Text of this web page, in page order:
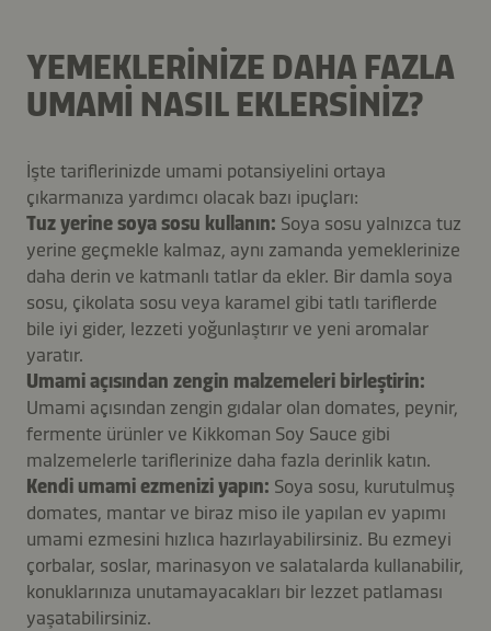
YEMEKLERINIZE DAHA FAZLA
UMAMI NASIL EKLERSINIZ?
İşte tariflerinizde umami potansiyelini ortaya
çıkarmanıza yardımcı olacak bazı ipuçları:
Tuz yerine soya sosu kullanın: Soya sosu yalnızca tuz
yerine geçmekle kalmaz, aynı zamanda yemeklerinize
daha derin ve katmanlı tatlar da ekler. Bir damla soya
sosu, çikolata sosu veya karamel gibi tatlı tariflerde
bile iyi gider, lezzeti yoğunlaştırır ve yeni aromalar
yaratır.
Umami açısından zengin malzemeleri birleştirin:
Umami açısından zengin gıdalar olan domates, peynir,
fermente ürünler ve Kikkoman Soy Sauce gibi
malzemelerle tariflerinize daha fazla derinlik katın.
Kendi umami ezmenizi yapın: Soya sosu, kurutulmuş
domates, mantar ve biraz miso ile yapılan ev yapımı
umami ezmesini hızlıca hazırlayabilirsiniz. Bu ezmeyi
çorbalar, soslar, marinasyon ve salatalarda kullanabilir,
konuklarınıza unutamayacakları bir lezzet patlaması
yaşatabilirsiniz.